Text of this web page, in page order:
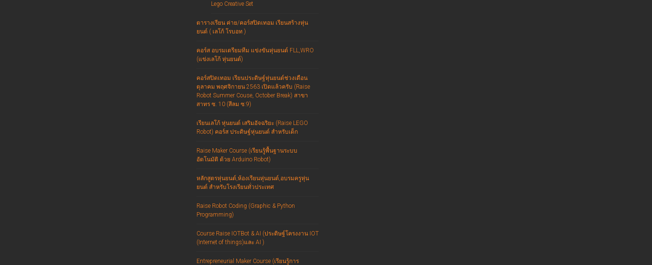
Lego Creative Set
ตารางเรียน ค่าย/คอร์สปิดเทอม เรียนสร้างหุ่น
ยนต์ ( เลโก้ โรบอท )
คอร์ส อบรมเตรียมทีม แข่งขันหุ่นยนต์ FLL,WRO
(แข่งเลโก้ หุ่นยนต์)
คอร์สปิดเทอม เรียนประดิษฐ์หุ่นยนต์ช่วงเดือน
ตุลาคม พฤศจิกายน 2563 เปิดแล้วครับ (Raise
Robot Summer Couse, October Break) สาขา
สาทร ซ. 10 (สีลม ซ.9)
เรียนเลโก้ หุ่นยนต์ เสริมอัจฉริยะ (Raise LEGO
Robot) คอร์ส ประดิษฐ์หุ่นยนต์ สำหรับเด็ก
Raise Maker Course (เรียนรู้พื้นฐานระบบ
อัตโนมัติ ด้วย Arduino Robot)
หลักสูตรหุ่นยนต์,ห้องเรียนหุ่นยนต์,อบรมครูหุ่น
ยนต์ สำหรับโรงเรียนทั่วประเทศ
Raise Robot Coding (Graphic & Python
Programming)
Course Raise IOTBot & AI (ประดิษฐ์โครงงาน IOT
(Internet of things)และ AI )
Entrepreneurial Maker Course (เรียนรู้การ